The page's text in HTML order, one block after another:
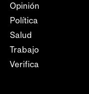
Opinión
Política
Salud
Trabajo
Verifica